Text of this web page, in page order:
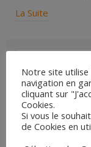
La Suite
for:
Articles
Sensibilité des
Résistance du
Notre site utilise
navigation en
cliquant sur
Cookies.
Si vous le
de Cookies en